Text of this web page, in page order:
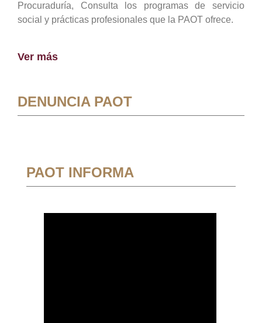
Procuraduría, Consulta los programas de servicio
social y prácticas profesionales que la PAOT ofrece.
Ver más
DENUNCIA PAOT
PAOT INFORMA